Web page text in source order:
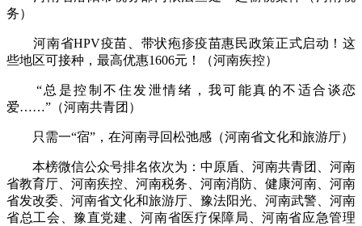
务）
河南省HPV疫苗、带状疱疹疫苗惠民政策正式启动！这
些地区可接种，最高优惠1606元！（河南疾控）
“总是控制不住发泄情绪，我可能真的不适合谈恋
爱……”（河南共青团）
只需一“宿”，在河南寻回松弛感（河南省文化和旅游厅）
本榜微信公众号排名依次为：中原盾、河南共青团、河南
省教育厅、河南疾控、河南税务、河南消防、健康河南、河南
省发改委、河南省文化和旅游厅、豫法阳光、河南武警、河南
省总工会、豫直党建、河南省医疗保障局、河南省应急管理